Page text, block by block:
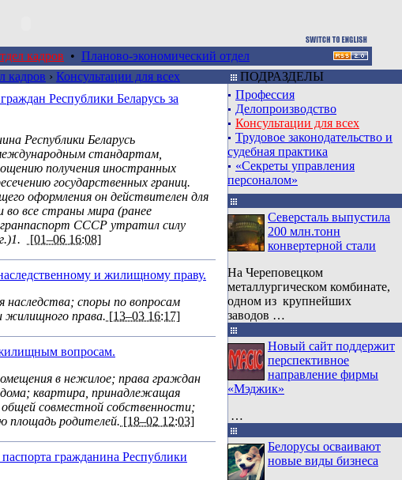
кадров • Планово-экономический отдел
кадров › Консультации для всех
Республики Беларусь за
Республики Беларусь
стандартам,
получения иностранных
государственных границ.
оформления он действителен для
во все страны мира (ранее
СССР утратил силу
[01–06 16:08]
и жилищному праву.
наследства; споры по вопросам
жилищного права. [13–03 16:17]
вопросам.
в нежилое; права граждан
квартира, принадлежащая
общей совместной собственности;
площадь родителей. [18–02 12:03]
гражданина Республики
ПОДРАЗДЕЛЫ
Профессия
Делопроизводство
Консультации для всех
Трудовое законодательство и
судебная практика
«Секреты управления
персоналом»
Северсталь выпустила
200 млн.тонн
конвертерной стали
На Череповецком
металлургическом комбинате,
одном из крупнейших
заводов …
Новый сайт поддержит
перспективное
направление фирмы
«Мэджик»
…
Белорусы осваивают
новые виды бизнеса